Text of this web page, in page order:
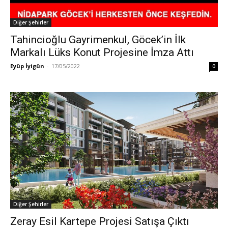
Diğer Şehirler
Tahincioğlu Gayrimenkul, Göcek’in İlk
Markalı Lüks Konut Projesine İmza Attı
Eyüp İyigün - 17/05/2022 0
Diğer Şehirler
Zeray Esil Kartepe Projesi Satışa Çıktı